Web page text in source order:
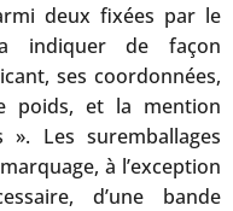
deux fixées par le
indiquer de façon
ses coordonnées,
poids, et la mention
Les suremballages
à l’exception
d’une bande